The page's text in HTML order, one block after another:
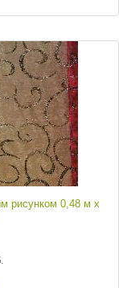
рисунком 0,48 м х